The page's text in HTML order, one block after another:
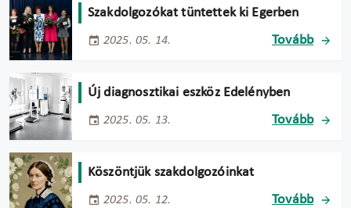
Szakdolgozókat tüntettek ki Egerben
2025. 05. 14. Tovább
Új diagnosztikai eszköz Edelényben
2025. 05. 13. Tovább
Köszöntjük szakdolgozóinkat
2025. 05. 12. Tovább